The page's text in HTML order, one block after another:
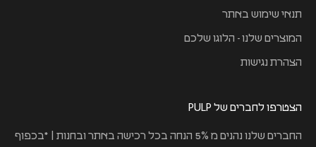
תנאי שימוש באתר
המוצרים שלנו - הלוגו שלכם
הצהרת נגישות
הצטרפו לחברים של PULP
החברים שלנו נהנים מ 5% הנחה בכל רכישה באתר ובחנות | *בכפוף